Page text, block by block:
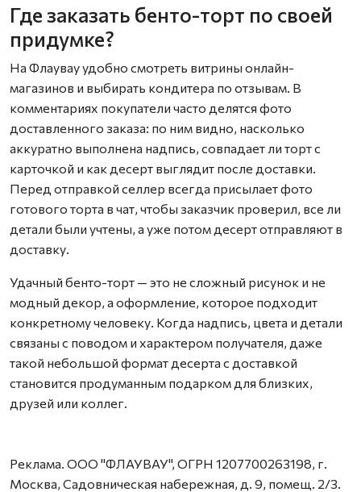
Где заказать бенто-торт по своей
придумке?
На Флаувау удобно смотреть витрины онлайн-
магазинов и выбирать кондитера по отзывам. В
комментариях покупатели часто делятся фото
доставленного заказа: по ним видно, насколько
аккуратно выполнена надпись, совпадает ли торт с
карточкой и как десерт выглядит после доставки.
Перед отправкой селлер всегда присылает фото
готового торта в чат, чтобы заказчик проверил, все ли
детали были учтены, а уже потом десерт отправляют в
доставку.
Удачный бенто-торт — это не сложный рисунок и не
модный декор, а оформление, которое подходит
конкретному человеку. Когда надпись, цвета и детали
связаны с поводом и характером получателя, даже
такой небольшой формат десерта с доставкой
становится продуманным подарком для близких,
друзей или коллег.
Реклама. ООО "ФЛАУВАУ", ОГРН 1207700263198, г.
Москва, Садовническая набережная, д. 9, помещ. 2/3.